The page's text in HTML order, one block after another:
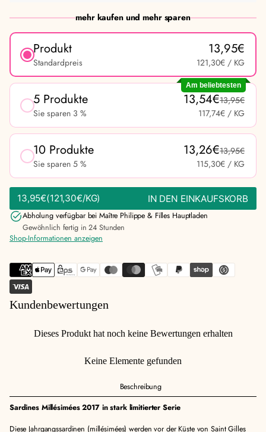
mehr kaufen und mehr sparen
Produkt
Standardpreis
13,95€
121,30€ / KG
Am beliebtesten
5 Produkte
Sie sparen 3 %
13,54€13,95€
117,74€ / KG
10 Produkte
Sie sparen 5 %
13,26€13,95€
115,30€ / KG
REGULÄRER
PREIS
13,95€
STÜCKPREIS(121,30€/KG) IN DEN EINKAUFSKORB
Abholung verfügbar beiMaître Philippe & Filles Hauptladen
Gewöhnlich fertig in 24 Stunden
Shop-Informationen anzeigen
Kundenbewertungen
Dieses Produkt hat noch keine Bewertungen erhalten
Keine Elemente gefunden
Beschreibung
Sardines Millésimées 2017 in stark limitierter Serie
Diese Jahrgangssardinen (millésimées) werden vor der Küste von Saint Gilles